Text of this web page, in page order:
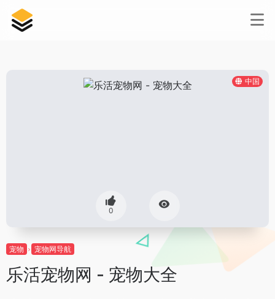
中国
0
宠物 宠物网导航
乐活宠物网 - 宠物大全